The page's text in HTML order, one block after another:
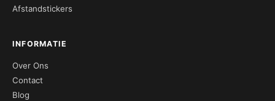
Afstandstickers
INFORMATIE
Over Ons
Contact
Blog